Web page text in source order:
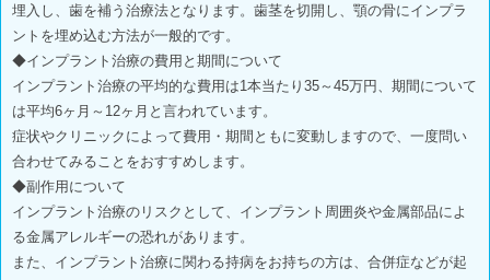
埋入し、歯を補う治療法となります。歯茎を切開し、顎の骨にインプラ
ントを埋め込む方法が一般的です。
◆インプラント治療の費用と期間について
インプラント治療の平均的な費用は1本当たり35～45万円、期間について
は平均6ヶ月～12ヶ月と言われています。
症状やクリニックによって費用・期間ともに変動しますので、一度問い
合わせてみることをおすすめします。
◆副作用について
インプラント治療のリスクとして、インプラント周囲炎や金属部品によ
る金属アレルギーの恐れがあります。
また、インプラント治療に関わる持病をお持ちの方は、合併症などが起